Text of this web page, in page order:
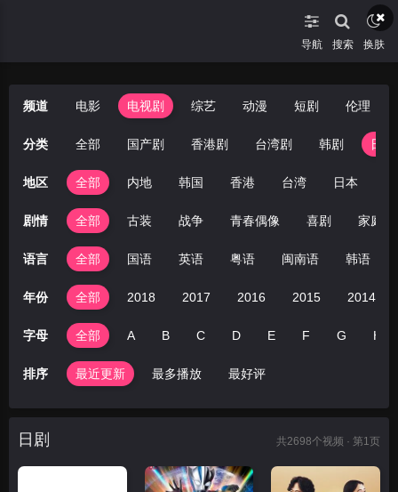
导航 搜索 换肤
频道 电影 电视剧 综艺 动漫 短剧 伦理
分类 全部 国产剧 香港剧 台湾剧 韩剧 日剧
地区 全部 内地 韩国 香港 台湾 日本
剧情 全部 古装 战争 青春偶像 喜剧 家庭
语言 全部 国语 英语 粤语 闽南语 韩语
年份 全部 2018 2017 2016 2015 2014
字母 全部 A B C D E F G H
排序 最近更新 最多播放 最好评
日剧 共2698个视频 · 第1页